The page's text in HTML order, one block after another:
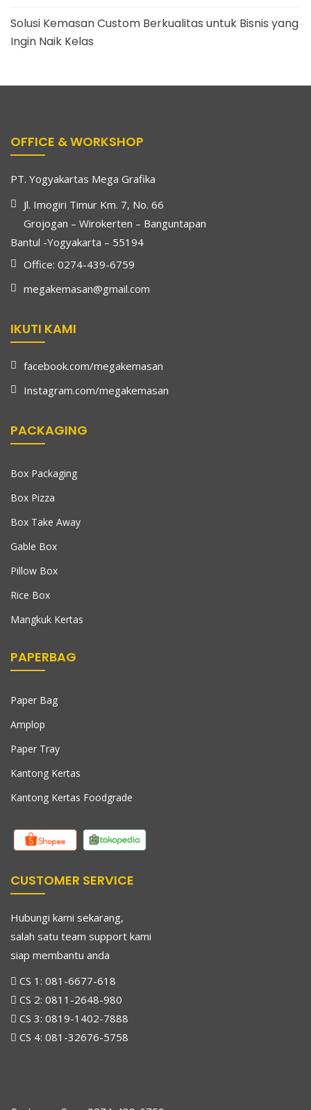
Solusi Kemasan Custom Berkualitas untuk Bisnis yang
Ingin Naik Kelas
OFFICE & WORKSHOP
PT. Yogyakartas Mega Grafika
Jl. Imogiri Timur Km. 7, No. 66
Grojogan – Wirokerten – Banguntapan
Bantul -Yogyakarta – 55194
Office: 0274-439-6759
megakemasan@gmail.com
IKUTI KAMI
facebook.com/megakemasan
Instagram.com/megakemasan
PACKAGING
Box Packaging
Box Pizza
Box Take Away
Gable Box
Pillow Box
Rice Box
Mangkuk Kertas
PAPERBAG
Paper Bag
Amplop
Paper Tray
Kantong Kertas
Kantong Kertas Foodgrade
CUSTOMER SERVICE
Hubungi kami sekarang,
salah satu team support kami
siap membantu anda
CS 1: 081-6677-618
CS 2: 0811-2648-980
CS 3: 0819-1402-7888
CS 4: 081-32676-5758